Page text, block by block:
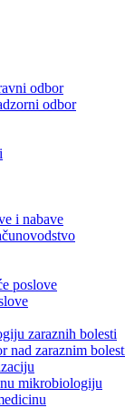
odbor
odbor
i nabave
poslove
zaraznih bolesti
nad zaraznim
mikrobiologiju